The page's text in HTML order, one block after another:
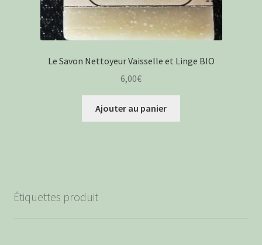
Le Savon Nettoyeur Vaisselle et Linge BIO
6,00€
Ajouter au panier
Étiquettes produit